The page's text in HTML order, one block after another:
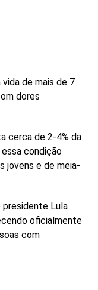
de mais de 7
dores
cerca de 2-4% da
condição
jovens e de meia-
presidente Lula
oficialmente
com